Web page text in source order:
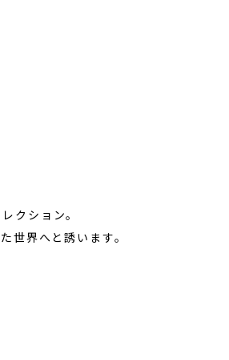
クション。
世界へと誘います。